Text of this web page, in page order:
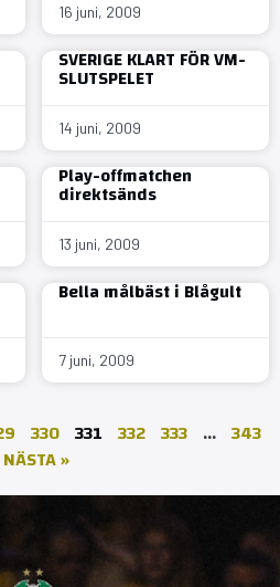
16 juni, 2009
SVERIGE KLART FÖR VM-
SLUTSPELET
14 juni, 2009
Play-offmatchen
direktsänds
13 juni, 2009
Bella målbäst i Blågult
7 juni, 2009
330 331 332 333 … 343
NÄSTA »